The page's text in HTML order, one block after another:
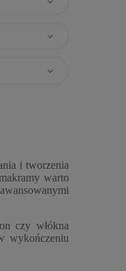
i tworzenia
warto
czy włókna
wykończeniu